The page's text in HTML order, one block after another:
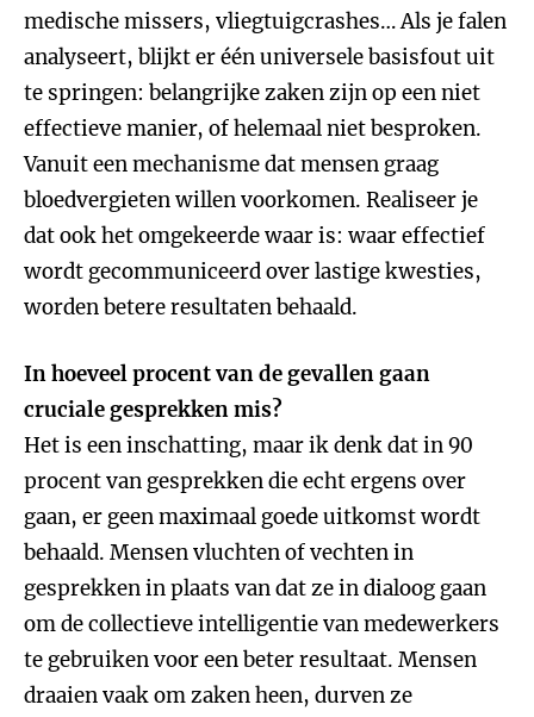
medische missers, vliegtuigcrashes… Als je falen
analyseert, blijkt er één universele basisfout uit
te springen: belangrijke zaken zijn op een niet
effectieve manier, of helemaal niet besproken.
Vanuit een mechanisme dat mensen graag
bloedvergieten willen voorkomen. Realiseer je
dat ook het omgekeerde waar is: waar effectief
wordt gecommuniceerd over lastige kwesties,
worden betere resultaten behaald.
In hoeveel procent van de gevallen gaan
cruciale gesprekken mis?
Het is een inschatting, maar ik denk dat in 90
procent van gesprekken die echt ergens over
gaan, er geen maximaal goede uitkomst wordt
behaald. Mensen vluchten of vechten in
gesprekken in plaats van dat ze in dialoog gaan
om de collectieve intelligentie van medewerkers
te gebruiken voor een beter resultaat. Mensen
draaien vaak om zaken heen, durven ze